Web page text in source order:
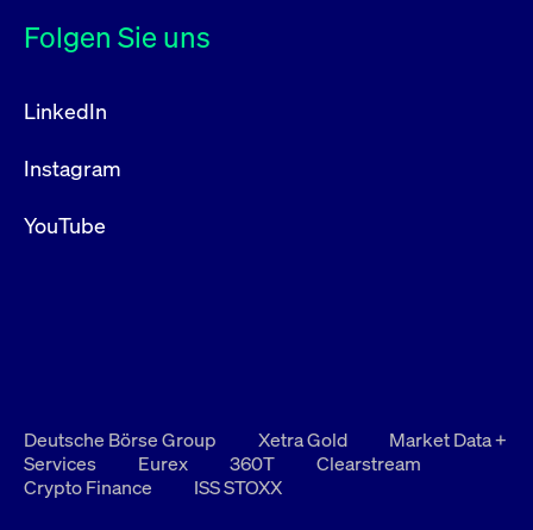
Folgen Sie uns
LinkedIn
Instagram
YouTube
Deutsche Börse Group Xetra Gold
Market Data +
Services
Eurex 360T
Clearstream
Crypto Finance
ISS STOXX